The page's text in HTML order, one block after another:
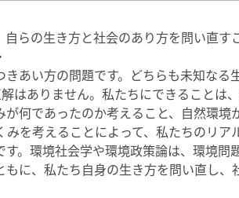
自らの生き方と社会のあり方を問い直す
あい方の問題です。どちらも未知なる
はありません。私たちにできることは
何であったのか考えること、自然環境
みを考えることによって、私たちのリア
。環境社会学や環境政策論は、環境問
に、私たち自身の生き方を問い直し、